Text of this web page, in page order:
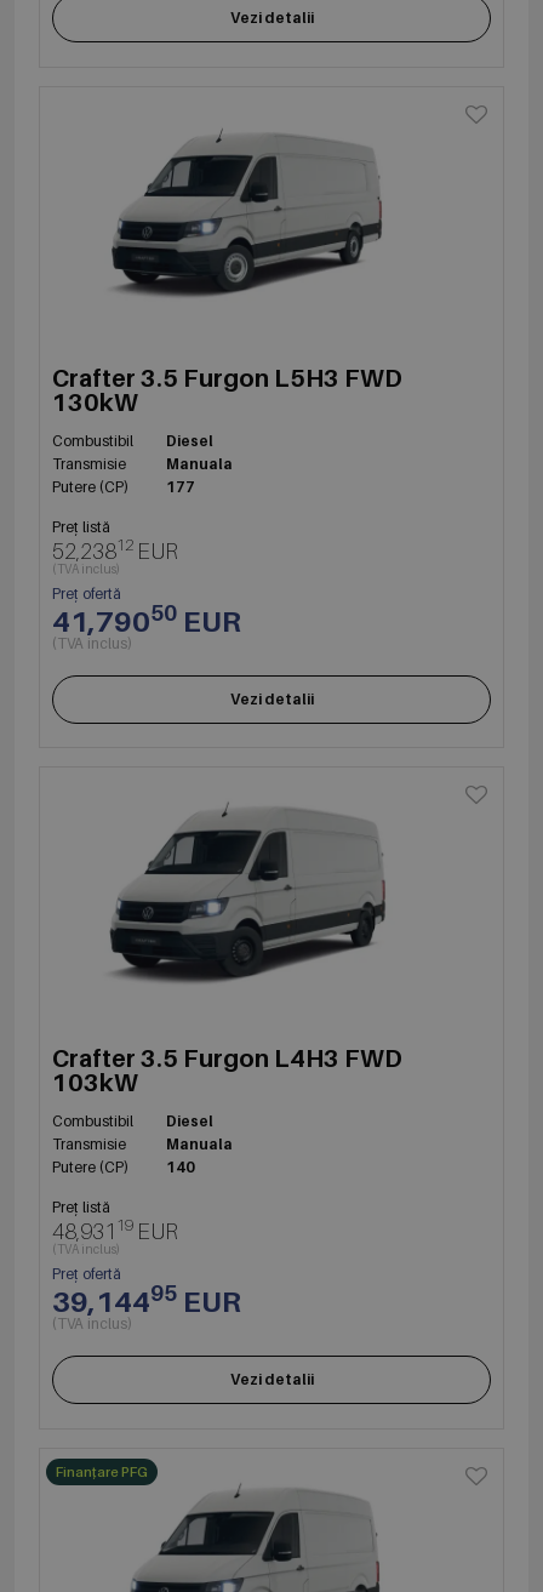
Vezi detalii
Crafter 3.5 Furgon L5H3 FWD
130kW
Combustibil
Diesel
Transmisie
Manuala
Putere (CP)
177
Preț listă
52,23812 EUR
(TVA inclus)
Preț ofertă
41,79050 EUR
(TVA inclus)
Vezi detalii
Crafter 3.5 Furgon L4H3 FWD
103kW
Combustibil
Diesel
Transmisie
Manuala
Putere (CP)
140
Preț listă
48,931 19 EUR
(TVA inclus)
Preț ofertă
39,14495 EUR
(TVA inclus)
Vezi detalii
Finanțare PFG